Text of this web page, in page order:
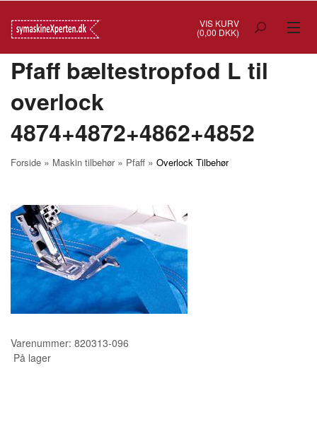
VIS KURV
(0,00 DKK)
TILBUD
SYMASKINER
OVERLOCK
INDUSTRI
BRUGTE/DEMO
MASKIN TILBEHØR
SYTILBEHØR
KURSER
Pfaff bæltestropfod L til
overlock
4874+4872+4862+4852
Forside » Maskin tilbehør» Pfaff » Overlock Tilbehør
Varenummer: 820313-096
På lager